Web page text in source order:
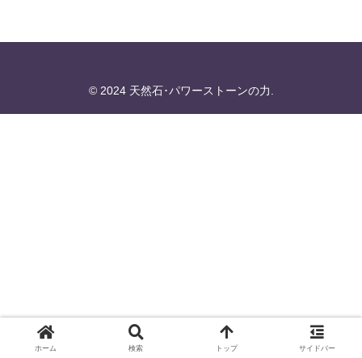
© 2024 天然石･パワーストーンの力.
ホーム 検索 トップ サイドバー